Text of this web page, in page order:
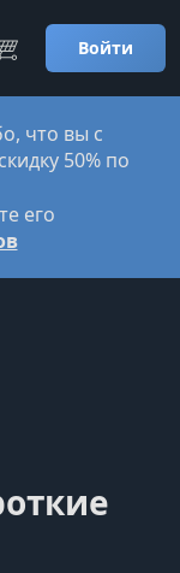
Войти
что вы с
50% по
его